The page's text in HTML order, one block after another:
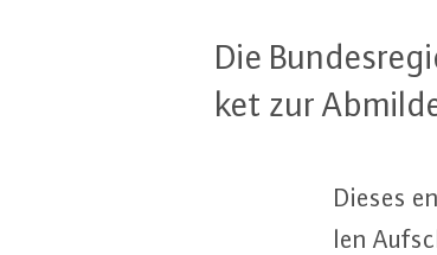
Die
ket zur
Dieses
len